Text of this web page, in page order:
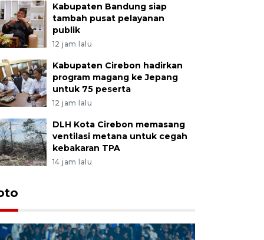
Kabupaten Bandung siap
tambah pusat pelayanan
publik
12 jam lalu
Kabupaten Cirebon hadirkan
program magang ke Jepang
untuk 75 peserta
12 jam lalu
DLH Kota Cirebon memasang
ventilasi metana untuk cegah
kebakaran TPA
14 jam lalu